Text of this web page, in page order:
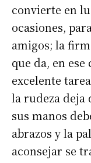
convierte en
ocasiones,
amigos; la
que da, en
excelente
la rudeza deja
sus manos
abrazos y la
aconsejar se